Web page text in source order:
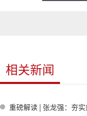
相关新闻
重磅解读 | 张龙强：夯实规范基